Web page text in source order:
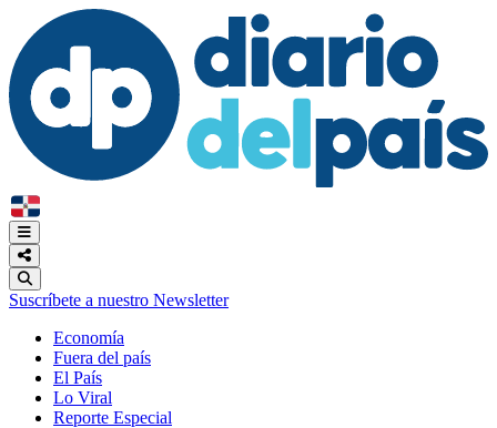
Suscríbete a nuestro Newsletter
Economía
Fuera del país
El País
Lo Viral
Reporte Especial